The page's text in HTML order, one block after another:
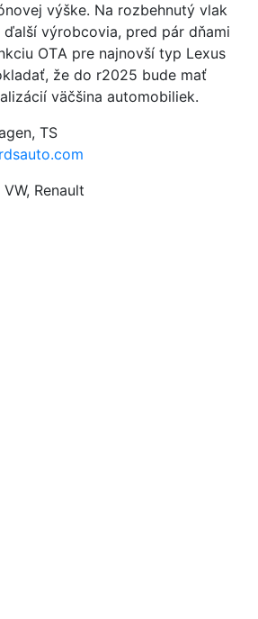
výške. Na rozbehnutý vlak
ďalší výrobcovia, pred pár dňami
OTA pre najnovší typ Lexus
že do r2025 bude mať
väčšina automobiliek.
TS
Renault